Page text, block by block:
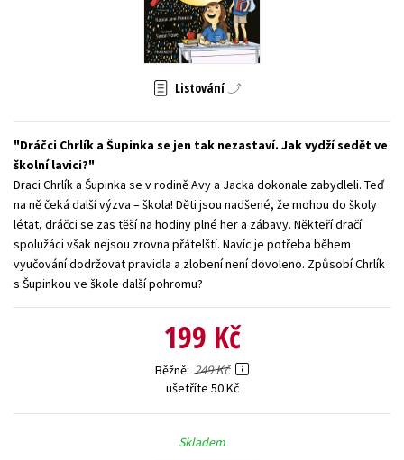
Zahraniční literatura
Všechny tituly
Listování
Dráčci Chrlík a Šupinka se jen tak nezastaví. Jak vydží sedět ve
školní lavici?
Draci Chrlík a Šupinka se v rodině Avy a Jacka dokonale zabydleli. Teď
na ně čeká další výzva – škola! Děti jsou nadšené, že mohou do školy
létat, dráčci se zas těší na hodiny plné her a zábavy. Někteří dračí
spolužáci však nejsou zrovna přátelští. Navíc je potřeba během
vyučování dodržovat pravidla a zlobení není dovoleno. Způsobí Chrlík
s Šupinkou ve škole další pohromu?
199 Kč
Běžně 249 Kč
ušetříte 50 Kč
Skladem